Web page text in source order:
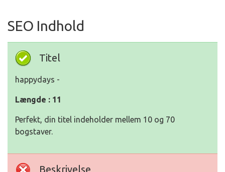
SEO Indhold
Titel
happydays -
Længde : 11
Perfekt, din titel indeholder mellem 10 og 70
bogstaver.
Beskrivelse